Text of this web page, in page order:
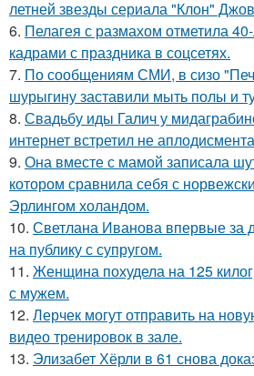
летней звезды сериала "Клон"
6. Пелагея с размахом отметила
кадрами с праздника в соцсетях.
7. По сообщениям СМИ, в сизо
шурыгину заставили мыть полы и
8. Свадьбу иды Галич у
интернет встретил не
9. Она вместе с мамой записала
котором сравнила себя с
Эрлингом холандом.
10. Светлана Иванова впервые за
на публику с супругом.
11. Женщина похудела на 125
с мужем.
12. Лерчек могут отправить на
видео тренировок в зале.
13. Элизабет Хёрли в 61 снова